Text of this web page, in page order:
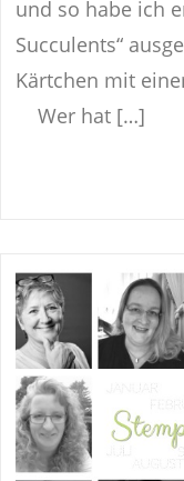
und so habe ich
Succulents“
Kärtchen mit
Wer hat […]